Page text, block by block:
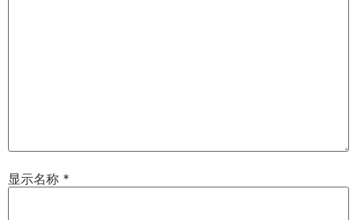
显示名称 *